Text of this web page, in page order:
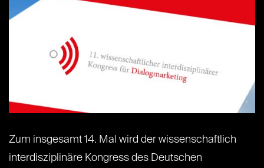
Zum insgesamt 14. Mal wird der wissenschaftlich
interdisziplinäre Kongress des Deutschen